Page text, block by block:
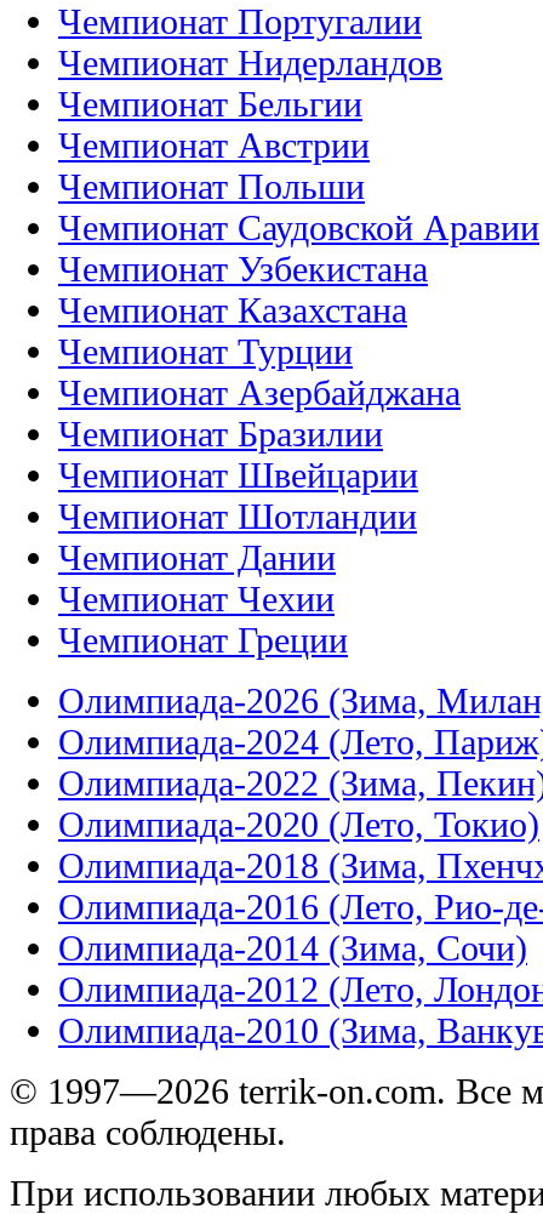
Чемпионат Португалии
Чемпионат Нидерландов
Чемпионат Бельгии
Чемпионат Австрии
Чемпионат Польши
Чемпионат Саудовской Аравии
Чемпионат Узбекистана
Чемпионат Казахстана
Чемпионат Турции
Чемпионат Азербайджана
Чемпионат Бразилии
Чемпионат Швейцарии
Чемпионат Шотландии
Чемпионат Дании
Чемпионат Чехии
Чемпионат Греции
Олимпиада-2026 (Зима,
Олимпиада-2024 (Лето,
Олимпиада-2022 (Зима,
Олимпиада-2020 (Лето, Токио)
Олимпиада-2018 (Зима,
Олимпиада-2016 (Лето, Рио-
Олимпиада-2014 (Зима, Сочи)
Олимпиада-2012 (Лето,
Олимпиада-2010 (Зима,
© 1997—2026 terrik-on.com. Все
права соблюдены.
При использовании любых